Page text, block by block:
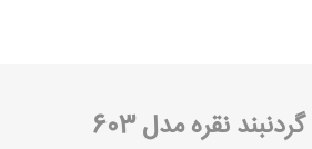
گردنبند نقره مدل 603